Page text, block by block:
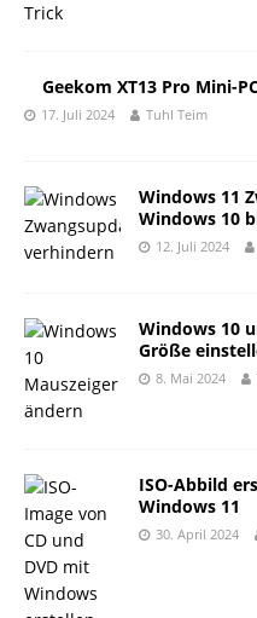
Geekom XT13 Pro Mini-
17. Juli 2024 Tuhl Teim
Windows 11
Windows 10
12. Juli 2024
Windows 10
Größe
8. Mai 2024
ISO-Abbild
Windows 11
30. April 2024